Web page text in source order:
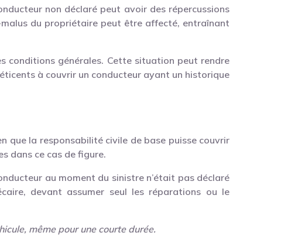
non déclaré peut avoir des répercussions
malus du propriétaire peut être affecté, entraînant
conditions générales. Cette situation peut rendre
à couvrir un conducteur ayant un historique
que la responsabilité civile de base puisse couvrir
dans ce cas de figure.
au moment du sinistre n’était pas déclaré
devant assumer seul les réparations ou le
même pour une courte durée.